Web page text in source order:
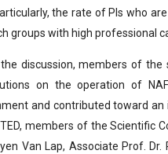
the rate of PIs who
groups with high professional
the discussion, members of
on the operation of
and contributed toward
members of the Scientific
Van Lap, Associate Prof.